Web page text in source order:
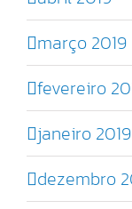
março 2019
fevereiro
janeiro 2019
dezembro